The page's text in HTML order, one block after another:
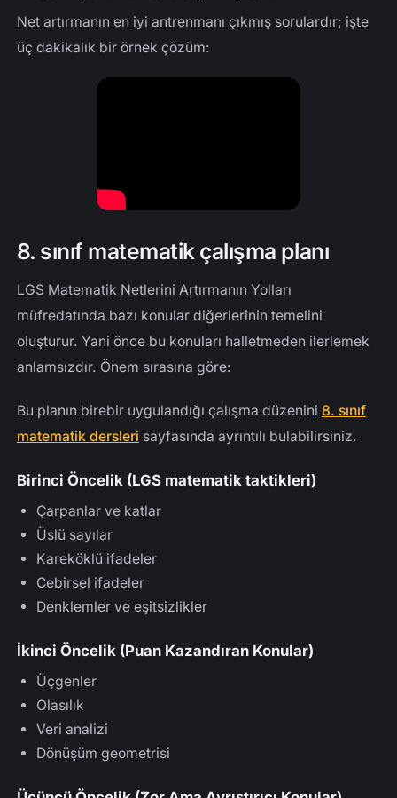
Net artırmanın en iyi antrenmanı çıkmış sorulardır; işte
üç dakikalık bir örnek çözüm:
8. sınıf matematik çalışma planı
LGS Matematik Netlerini Artırmanın Yolları
müfredatında bazı konular diğerlerinin temelini
oluşturur. Yani önce bu konuları halletmeden ilerlemek
anlamsızdır. Önem sırasına göre:
Bu planın birebir uygulandığı çalışma düzenini 8. sınıf
matematik dersleri sayfasında ayrıntılı bulabilirsiniz.
Birinci Öncelik (LGS matematik taktikleri)
Çarpanlar ve katlar
Üslü sayılar
Kareköklü ifadeler
Cebirsel ifadeler
Denklemler ve eşitsizlikler
İkinci Öncelik (Puan Kazandıran Konular)
Üçgenler
Olasılık
Veri analizi
Dönüşüm geometrisi